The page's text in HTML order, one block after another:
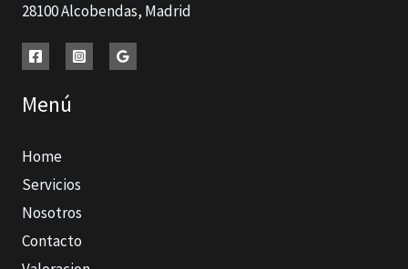
28100 Alcobendas, Madrid
Menú
Home
Servicios
Nosotros
Contacto